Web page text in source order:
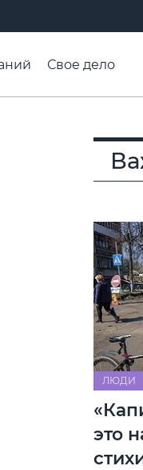
Свое дело
ЛЮДИ
это